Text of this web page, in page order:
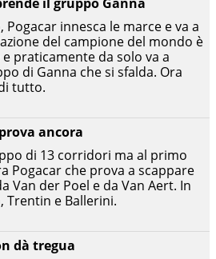
dà tregua
ancora
di 13 corridori ma al primo
Pogacar che prova a scappare
Van der Poel e da Van Aert. In
Trentin e Ballerini.
innesca le marce e va a
del campione del mondo è
praticamente da solo va a
di Ganna che si sfalda. Ora
tutto.